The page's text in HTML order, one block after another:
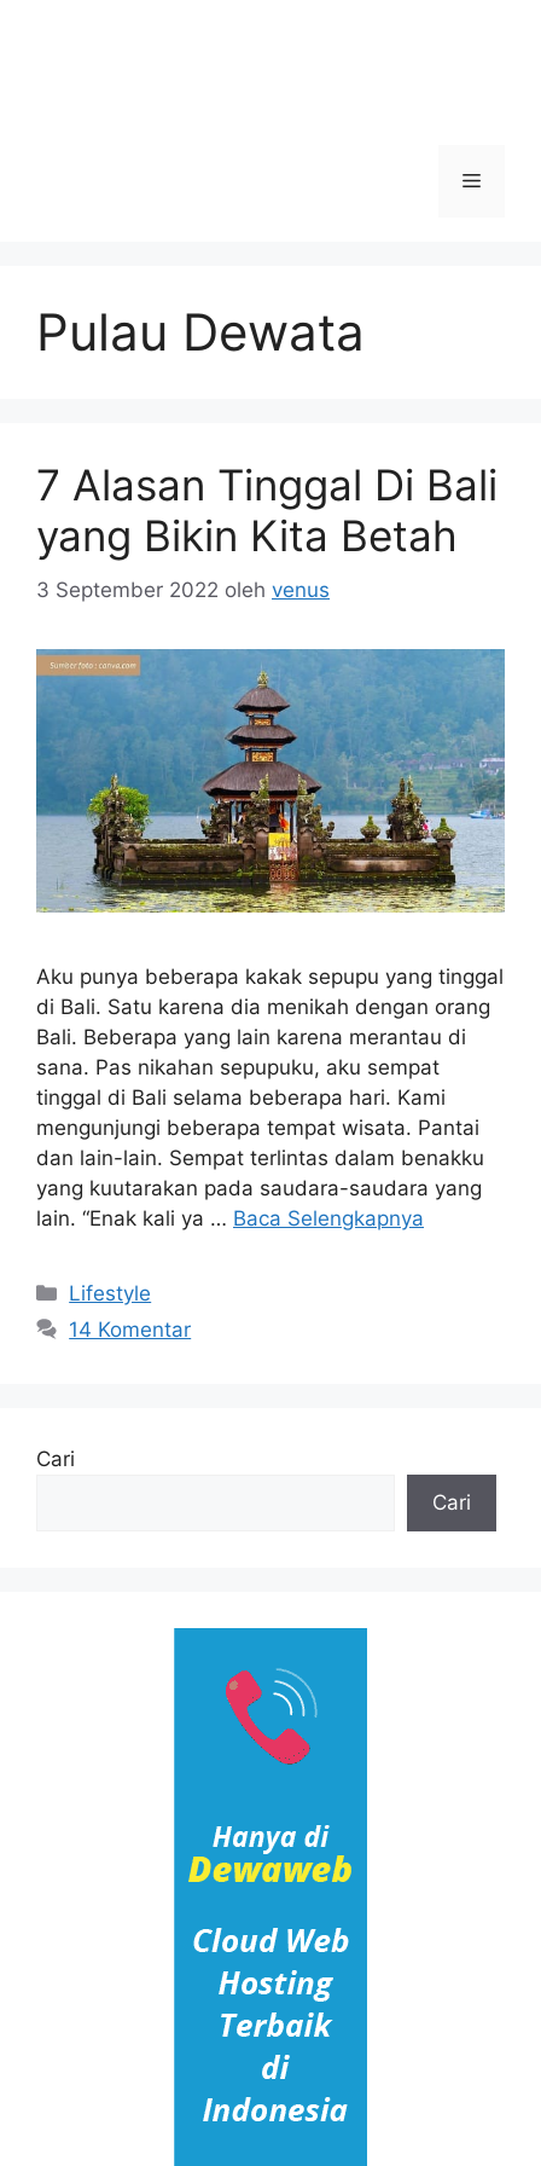
Menu
Pulau Dewata
7 Alasan Tinggal Di Bali
yang Bikin Kita Betah
3 September 2022 oleh venus
Aku punya beberapa kakak sepupu yang tinggal
di Bali. Satu karena dia menikah dengan orang
Bali. Beberapa yang lain karena merantau di
sana. Pas nikahan sepupuku, aku sempat
tinggal di Bali selama beberapa hari. Kami
mengunjungi beberapa tempat wisata. Pantai
dan lain-lain. Sempat terlintas dalam benakku
yang kuutarakan pada saudara-saudara yang
lain. “Enak kali ya … Baca Selengkapnya
Kategori
Lifestyle
14 Komentar
Cari
Cari